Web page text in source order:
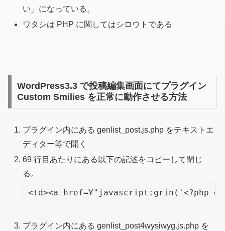
い」になっている。
ワタシは PHP に関してはシロウトである
WordPress3.3 で投稿編集画面にてプラグイン
Custom Smilies を正常に動作させる方法
プラグイン内にある genlist_post.js.php をテキストエ
ディター等で開く
69 行目あたりにある以下の記述をコピーして閉じ
る。
<td><a href=¥"javascript:grin('<?php
プラグイン内にある genlist_post4wysiwyg.js.php を